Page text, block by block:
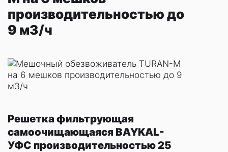
производительностью до
9 м3/ч
Решетка фильтрующая
самоочищающаяся BAYKAL-
УФС производительностью 25